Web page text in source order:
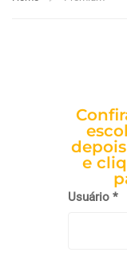
e
Usuário *